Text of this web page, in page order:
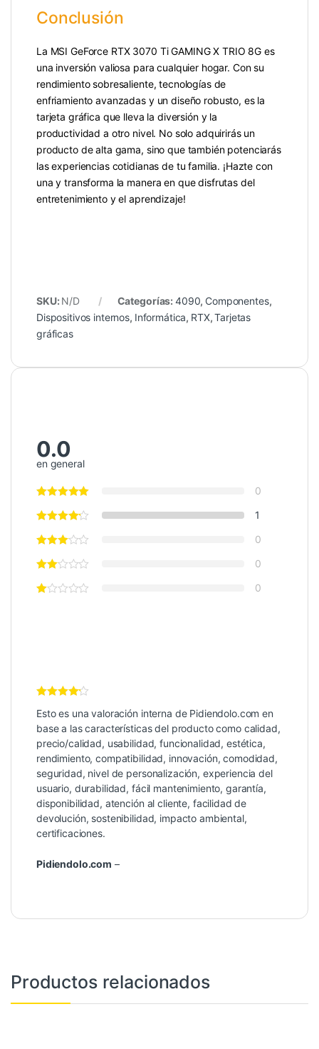
Conclusión
La MSI GeForce RTX 3070 Ti GAMING X TRIO 8G es
una inversión valiosa para cualquier hogar. Con su
rendimiento sobresaliente, tecnologías de
enfriamiento avanzadas y un diseño robusto, es la
tarjeta gráfica que lleva la diversión y la
productividad a otro nivel. No solo adquirirás un
producto de alta gama, sino que también potenciarás
las experiencias cotidianas de tu familia. ¡Hazte con
una y transforma la manera en que disfrutas del
entretenimiento y el aprendizaje!
SKU: N/D Categorías: 4090, Componentes,
Dispositivos internos, Informática, RTX,Tarjetas
gráficas
0.0
en general
0
1
0
0
0
Interna4
de 5
Esto es una valoración interna de Pidiendolo.com en
base a las características del producto como calidad,
precio/calidad, usabilidad, funcionalidad, estética,
rendimiento, compatibilidad, innovación, comodidad,
seguridad, nivel de personalización, experiencia del
usuario, durabilidad, fácil mantenimiento, garantía,
disponibilidad, atención al cliente, facilidad de
devolución, sostenibilidad, impacto ambiental,
certificaciones.
Pidiendolo.com –
Productos relacionados